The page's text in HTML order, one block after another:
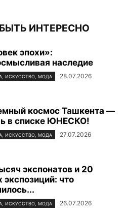
ИНТЕРЕСНО
эпохи»:
наследие
ИСКУССТВО, МОДА 28.07.2026
космос Ташкента —
в списке ЮНЕСКО!
ИСКУССТВО, МОДА 27.07.2026
экспонатов и 20
экспозиций: что
ИСКУССТВО, МОДА 26.07.2026